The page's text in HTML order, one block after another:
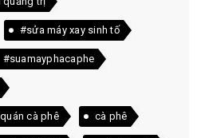
#sửa máy xay sinh tố
#suamayphacaphe
cà phê cà phê